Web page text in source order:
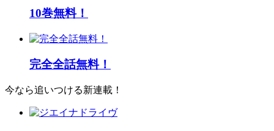
10巻無料！
完全全話無料！
今なら追いつける新連載！